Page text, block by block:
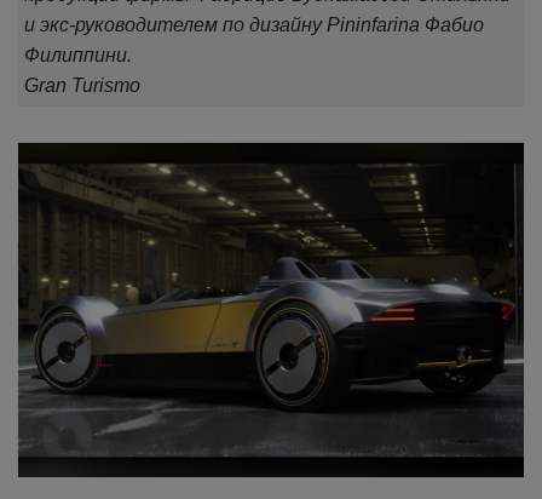
и экс-руководителем по дизайну Pininfarina Фабио
Филиппини.
Gran Turismo